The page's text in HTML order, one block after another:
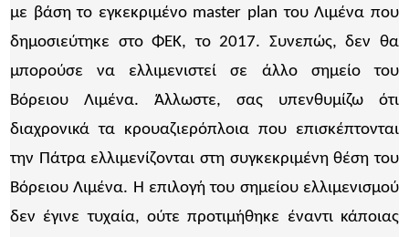
με βάση το εγκεκριμένο master plan του Λιμένα που
δημοσιεύτηκε στο ΦΕΚ, το 2017. Συνεπώς, δεν θα
μπορούσε να ελλιμενιστεί σε άλλο σημείο του
Βόρειου Λιμένα. Άλλωστε, σας υπενθυμίζω ότι
διαχρονικά τα κρουαζιερόπλοια που επισκέπτονται
την Πάτρα ελλιμενίζονται στη συγκεκριμένη θέση του
Βόρειου Λιμένα. Η επιλογή του σημείου ελλιμενισμού
δεν έγινε τυχαία, ούτε προτιμήθηκε έναντι κάποιας